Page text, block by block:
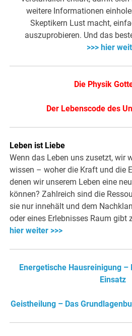
weitere Informationen
Skeptikern Lust macht,
auszuprobieren. Und das
>>> hier
Die Physik
Der Lebenscode des
Leben ist Liebe
Wenn das Leben uns zusetzt, wir
wissen – woher die Kraft und die
denen wir unserem Leben eine
können? Zahlreich sind die
sie nur innehält und dem
oder eines Erlebnisses Raum gibt
hier weiter >>>
Energetische Hausreinigung –
Einsatz
Geistheilung – Das